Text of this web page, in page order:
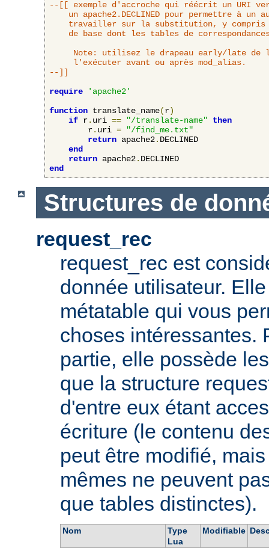
--[[ exemple d'accroche qui réécrit un URI
Note: utilisez le drapeau early/late de
     l'exécuter avant ou après mod_alias.
--]]
require
'apache2'
function translate_name(r)
if r. uri == "/translate-name"
then
        r
. uri =
"/find_me.txt"
return apache2. DECLINED
end
return apache2.
end
Structures de
request_rec
request_rec est
donnée utilisateur.
métatable qui vous
choses intéressantes.
partie, elle possède
que la structure
d'entre eux étant
écriture (le contenu
peut être modifié,
mêmes ne peuvent
que tables distinctes).
Nom
Type
Lua
Modifiable